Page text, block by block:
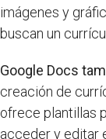
imágenes y
buscan un
Google Docs
creación de
ofrece plantillas
acceder y editar